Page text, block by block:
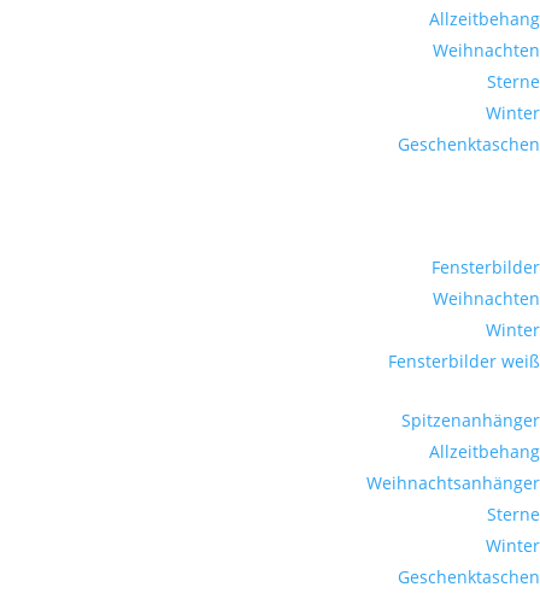
Allzeitbehang
Weihnachten
Sterne
Winter
Geschenktaschen
Fensterbilder
Weihnachten
Winter
Fensterbilder weiß
Spitzenanhänger
Allzeitbehang
Weihnachtsanhänger
Sterne
Winter
Geschenktaschen